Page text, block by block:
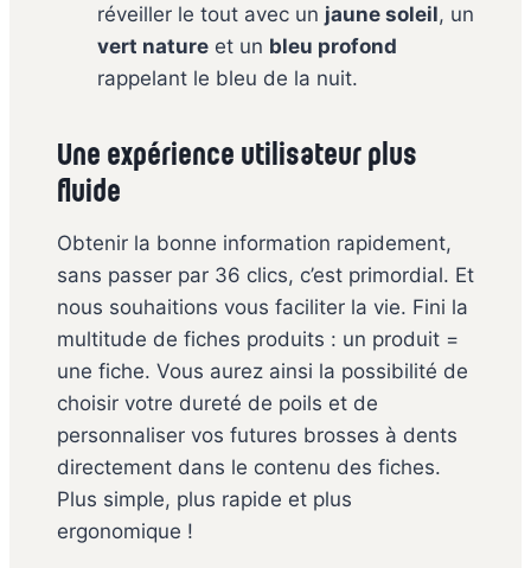
réveiller le tout avec un jaune soleil, un
vert nature et un bleu profond
rappelant le bleu de la nuit.
Une expérience utilisateur plus
fluide
Obtenir la bonne information rapidement,
sans passer par 36 clics, c’est primordial. Et
nous souhaitions vous faciliter la vie. Fini la
multitude de fiches produits : un produit =
une fiche. Vous aurez ainsi la possibilité de
choisir votre dureté de poils et de
personnaliser vos futures brosses à dents
directement dans le contenu des fiches.
Plus simple, plus rapide et plus
ergonomique !